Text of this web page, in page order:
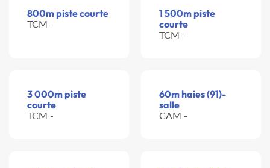
800m piste courte
TCM -
1 500m piste
courte
TCM -
3 000m piste
courte
TCM -
60m haies (91)-
salle
CAM -